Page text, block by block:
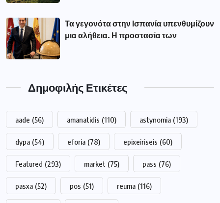
Τα γεγονότα στην Ισπανία υπενθυμίζουν
μια αλήθεια. Η προστασία των
Δημοφιλής Ετικέτες
aade (56) amanatidis (110) astynomia (193)
dypa (54) eforia (78) epixeiriseis (60)
Featured (293) market (75) pass (76)
pasxa (52) pos (51) reuma (116)